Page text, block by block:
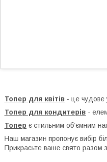
Топер для квітів - це чудове
Топер для кондитерів -
Топер є стильним об'ємним
Наш магазин пропонує вибір
Прикрасьте ваше свято разом з